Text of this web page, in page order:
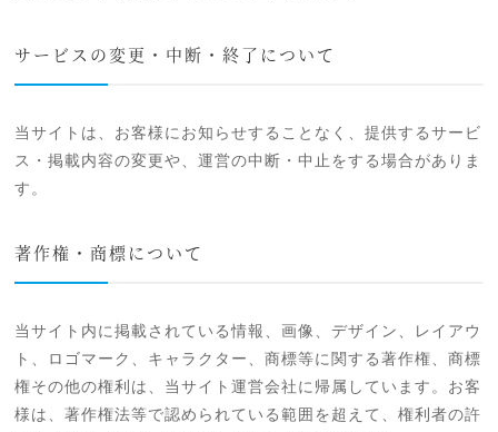
サービスの変更・中断・終了について
当サイトは、お客様にお知らせすることなく、提供するサービ
ス・掲載内容の変更や、運営の中断・中止をする場合がありま
す。
著作権・商標について
当サイト内に掲載されている情報、画像、デザイン、レイアウ
ト、ロゴマーク、キャラクター、商標等に関する著作権、商標
権その他の権利は、当サイト運営会社に帰属しています。お客
様は、著作権法等で認められている範囲を超えて、権利者の許